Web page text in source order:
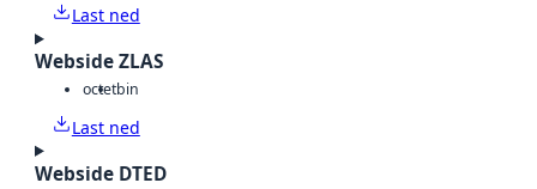
Last ned
Webside ZLAS
octetbin
Last ned
Webside DTED